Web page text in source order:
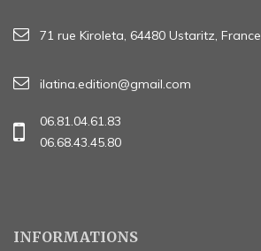
71 rue Kiroleta, 64480 Ustaritz, France
ilatina.edition@gmail.com
06.81.04.61.83
06.68.43.45.80
INFORMATIONS